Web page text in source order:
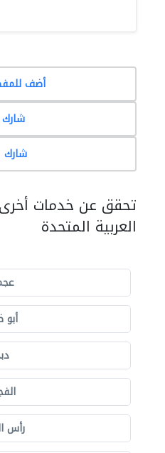
أضف
شارك
شارك
تحقق عن خدمات أخرى
العربية المتحدة
رأس